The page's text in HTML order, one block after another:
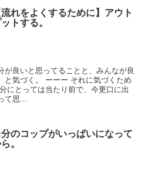
流れをよくするために】アウト
トする。
が良いと思ってることと、みんなが良
と気づく。 ーーー それに気づくため
にとっては当たり前で、今更口に出
て思...
分のコップがいっぱいになって
。